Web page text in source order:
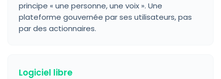
principe « une personne, une voix ». Une
plateforme gouvernée par ses utilisateurs, pas
par des actionnaires.
Logiciel libre